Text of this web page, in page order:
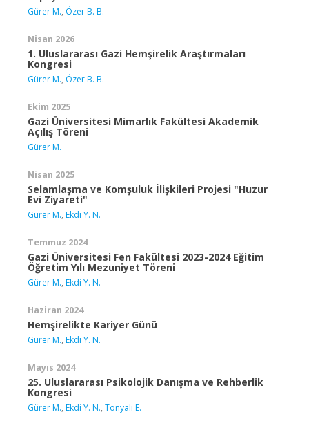
Gürer M., Özer B. B.
Nisan 2026
1. Uluslararası Gazi Hemşirelik Araştırmaları
Kongresi
Gürer M., Özer B. B.
Ekim 2025
Gazi Üniversitesi Mimarlık Fakültesi Akademik
Açılış Töreni
Gürer M.
Nisan 2025
Selamlaşma ve Komşuluk İlişkileri Projesi "Huzur
Evi Ziyareti"
Gürer M., Ekdi Y. N.
Temmuz 2024
Gazi Üniversitesi Fen Fakültesi 2023-2024 Eğitim
Öğretim Yılı Mezuniyet Töreni
Gürer M., Ekdi Y. N.
Haziran 2024
Hemşirelikte Kariyer Günü
Gürer M., Ekdi Y. N.
Mayıs 2024
25. Uluslararası Psikolojik Danışma ve Rehberlik
Kongresi
Gürer M., Ekdi Y. N., Tonyalı E.